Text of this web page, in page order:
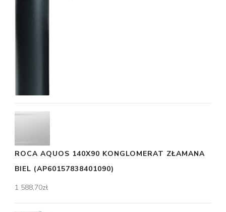
ROCA AQUOS 140X90 KONGLOMERAT ZŁAMANA
BIEL (AP60157838401090)
1 588,70zł